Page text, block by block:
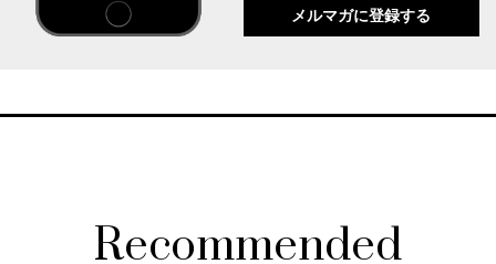
メルマガに登録する
Recommended